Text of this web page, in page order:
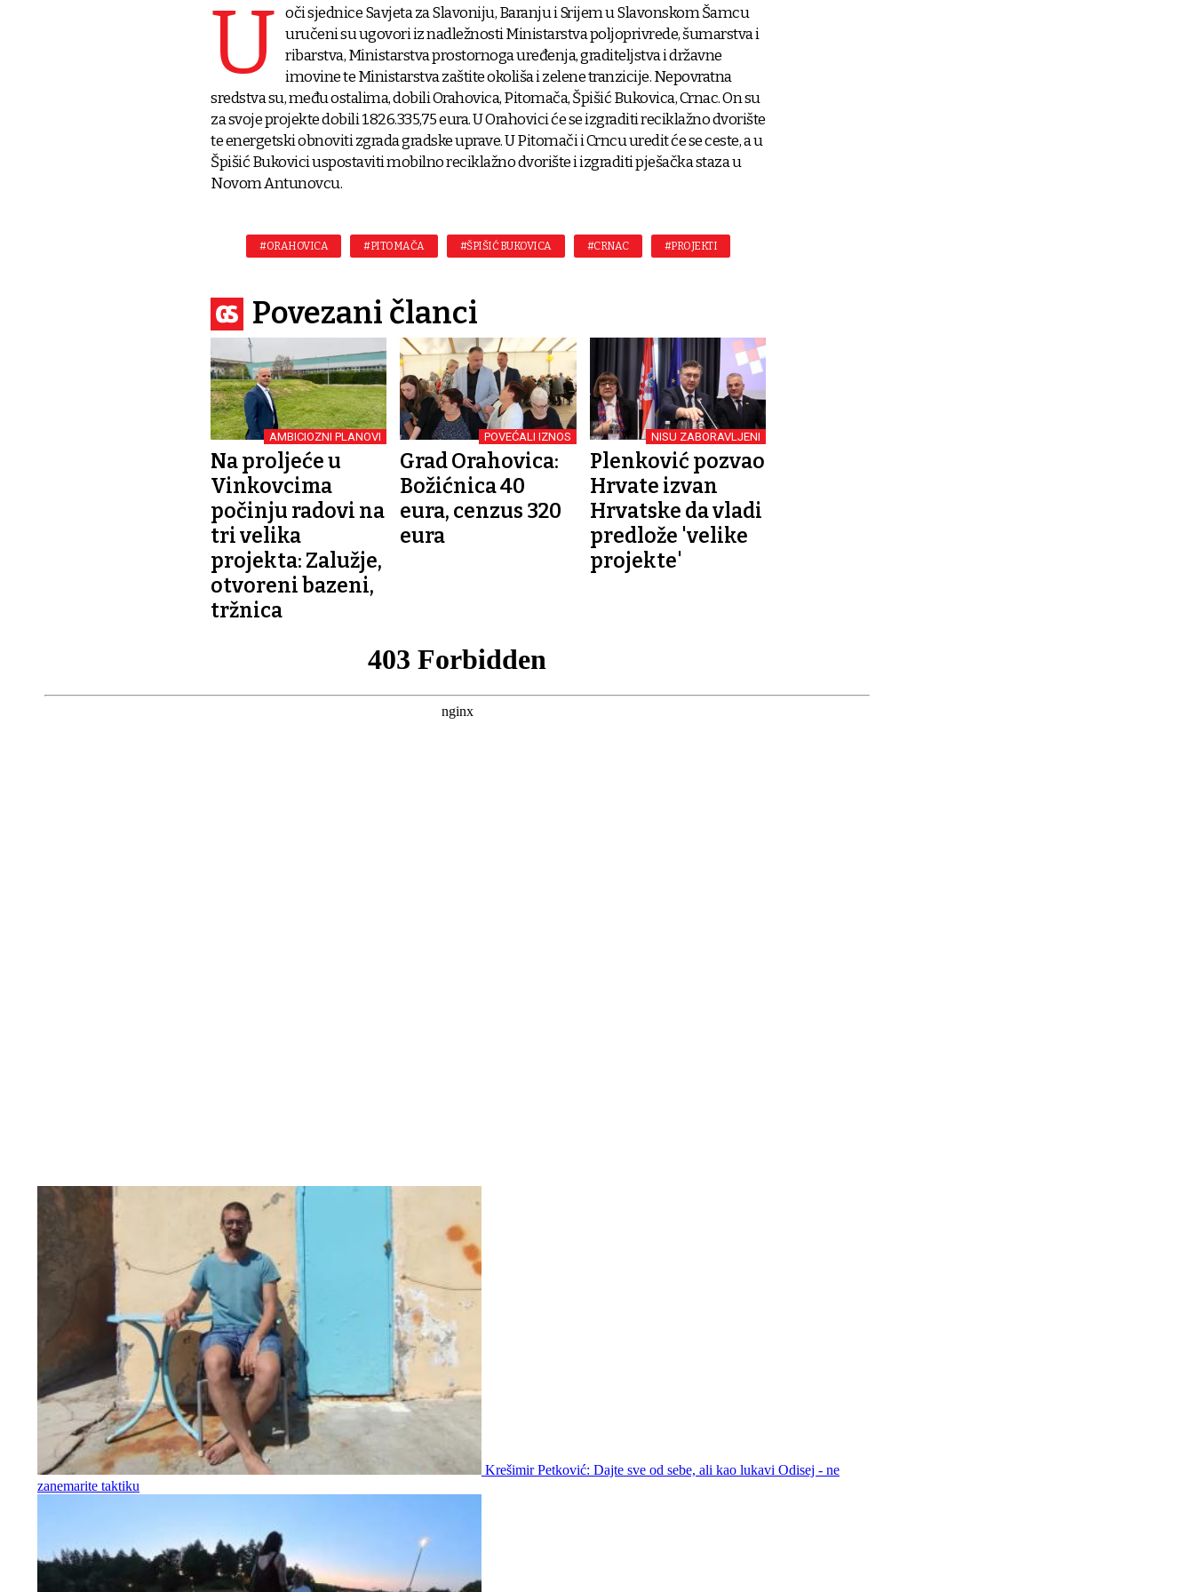
U oči sjednice Savjeta za Slavoniju, Baranju i Srijem u Slavonskom Šamcu
uručeni su ugovori iz nadležnosti Ministarstva poljoprivrede, šumarstva i
ribarstva, Ministarstva prostornoga uređenja, graditeljstva i državne
imovine te Ministarstva zaštite okoliša i zelene tranzicije. Nepovratna
sredstva su, među ostalima, dobili Orahovica, Pitomača, Špišić Bukovica, Crnac. On su
za svoje projekte dobili 1.826.335,75 eura. U Orahovici će se izgraditi reciklažno dvorište
te energetski obnoviti zgrada gradske uprave. U Pitomači i Crncu uredit će se ceste, a u
Špišić Bukovici uspostaviti mobilno reciklažno dvorište i izgraditi pješačka staza u
Novom Antunovcu.
#ORAHOVICA #PITOMAČA #ŠPIŠIĆ BUKOVICA #CRNAC #PROJEKTI
Povezani članci
AMBICIOZNI PLANOVI
Na proljeće u
Vinkovcima
počinju radovi na
tri velika
projekta: Zalužje,
otvoreni bazeni,
tržnica
POVEĆALI IZNOS
Grad Orahovica:
Božićnica 40
eura, cenzus 320
eura
NISU ZABORAVLJENI
Plenković pozvao
Hrvate izvan
Hrvatske da vladi
predlože 'velike
projekte'
Krešimir Petković: Dajte sve od sebe, ali kao lukavi Odisej - ne
zanemarite taktiku